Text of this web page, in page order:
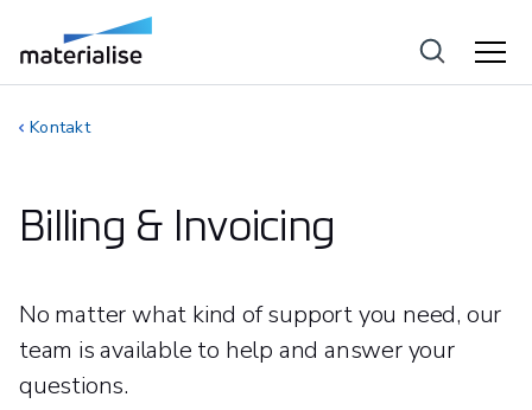
Kontakt
Billing & Invoicing
No matter what kind of support you need, our
team is available to help and answer your
questions.